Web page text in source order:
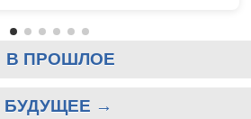
В ПРОШЛОЕ
БУДУЩЕЕ →